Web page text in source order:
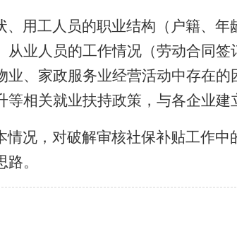
用工人员的职业结构（户籍、年
业人员的工作情况（劳动合同
、家政服务业经营活动中存在的
相关就业扶持政策，与各企业建
况，对破解审核社保补贴工作中
。